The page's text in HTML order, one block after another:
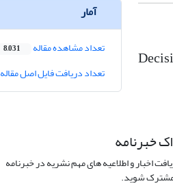
آمار
تعداد مشاهده مقاله 8,031
تعداد دریافت فایل اصل مقاله
خبرنامه
اخبار و اطلاعیه های مهم نشریه در خبرنامه
شوید.